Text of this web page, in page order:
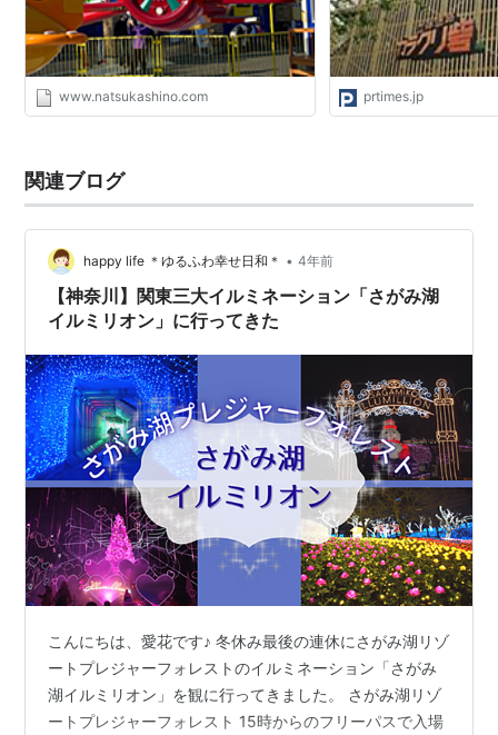
www.natsukashino.com prtimes.jp
関連ブログ
happy life ＊ゆるふわ幸せ日和＊ • 4年前
【神奈川】関東三大イルミネーション「さがみ湖
イルミリオン」に行ってきた
こんにちは、愛花です♪ 冬休み最後の連休にさがみ湖リゾ
ートプレジャーフォレストのイルミネーション「さがみ
湖イルミリオン」を観に行ってきました。 さがみ湖リゾ
ートプレジャーフォレスト 15時からのフリーパスで入場